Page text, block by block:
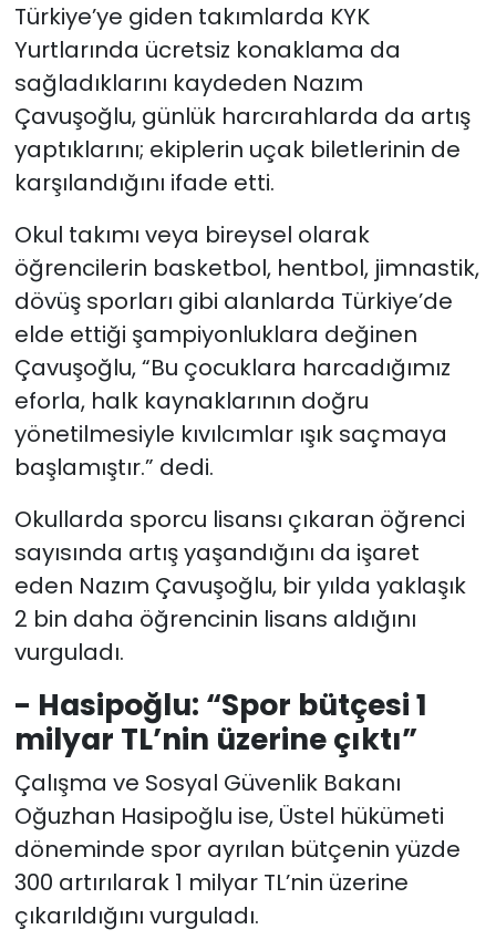
Türkiye’ye giden takımlarda KYK
Yurtlarında ücretsiz konaklama da
sağladıklarını kaydeden Nazım
Çavuşoğlu, günlük harcırahlarda da artış
yaptıklarını; ekiplerin uçak biletlerinin de
karşılandığını ifade etti.
Okul takımı veya bireysel olarak
öğrencilerin basketbol, hentbol, jimnastik,
dövüş sporları gibi alanlarda Türkiye’de
elde ettiği şampiyonluklara değinen
Çavuşoğlu, “Bu çocuklara harcadığımız
eforla, halk kaynaklarının doğru
yönetilmesiyle kıvılcımlar ışık saçmaya
başlamıştır.” dedi.
Okullarda sporcu lisansı çıkaran öğrenci
sayısında artış yaşandığını da işaret
eden Nazım Çavuşoğlu, bir yılda yaklaşık
2 bin daha öğrencinin lisans aldığını
vurguladı.
- Hasipoğlu: “Spor bütçesi 1
milyar TL’nin üzerine çıktı”
Çalışma ve Sosyal Güvenlik Bakanı
Oğuzhan Hasipoğlu ise, Üstel hükümeti
döneminde spor ayrılan bütçenin yüzde
300 artırılarak 1 milyar TL’nin üzerine
çıkarıldığını vurguladı.